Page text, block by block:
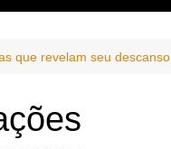
que revelam seu descanso